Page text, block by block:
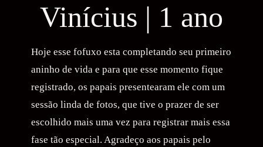
Vinícius | 1 ano
Hoje esse fofuxo esta completando seu primeiro
aninho de vida e para que esse momento fique
registrado, os papais presentearam ele com um
sessão linda de fotos, que tive o prazer de ser
escolhido mais uma vez para registrar mais essa
fase tão especial. Agradeço aos papais pelo